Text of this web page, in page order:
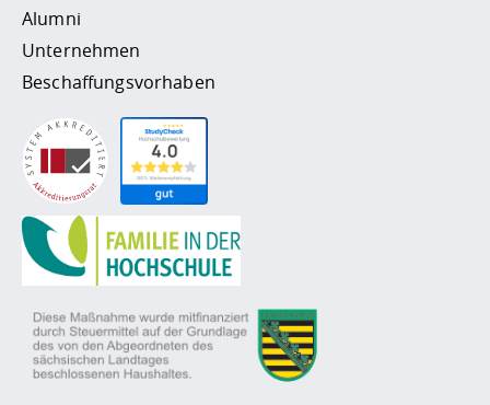
Alumni
Unternehmen
Beschaffungsvorhaben